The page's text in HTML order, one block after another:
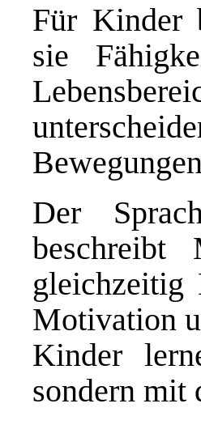
Für Kinder
sie
Der
gleichzeitig
Motivation
Kinder
sondern mit